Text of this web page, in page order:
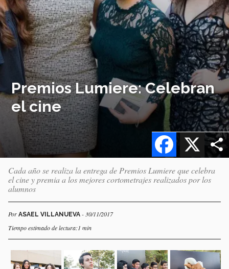
Premios Lumiere: Celebran
el cine
X
Facebook
Cada año se realiza la entrega de Premios Lumiere que celebra
el cine y premia a los mejores cortometrajes realizados por los
alumnos
Por ASAEL VILLANUEVA - 30/11/2017
Tiempo estimado de lectura:1 min